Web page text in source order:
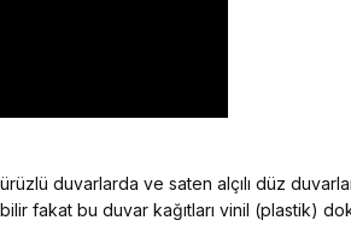
duvarlarda ve saten alçılı düz
fakat bu duvar kağıtları vinil (plastik)